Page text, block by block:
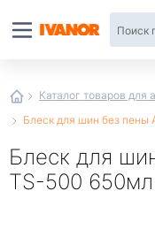
Каталог товаров для
Блеск для шин без
Блеск для
TS-500 650мл